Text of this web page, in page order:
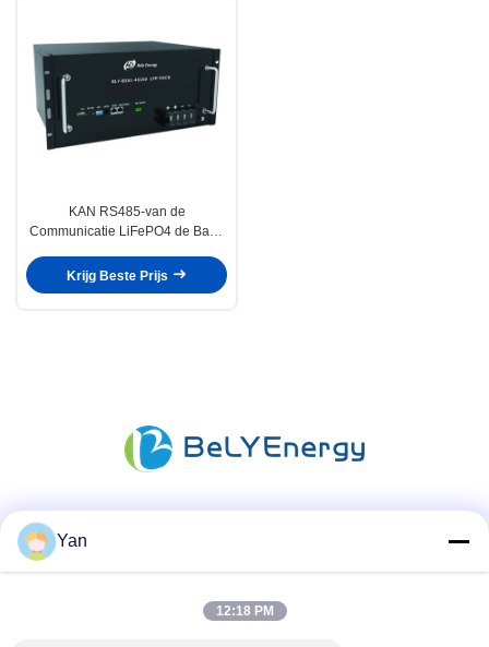
KAN RS485-van de
Communicatie LiFePO4 de Bank
Telecommunicatiebatterij met
LCD
Krijg Beste Prijs
Yan
12:18 PM